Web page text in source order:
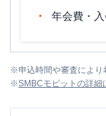
年会費・入
※申込時間や審査により
※SMBCモビット の詳細